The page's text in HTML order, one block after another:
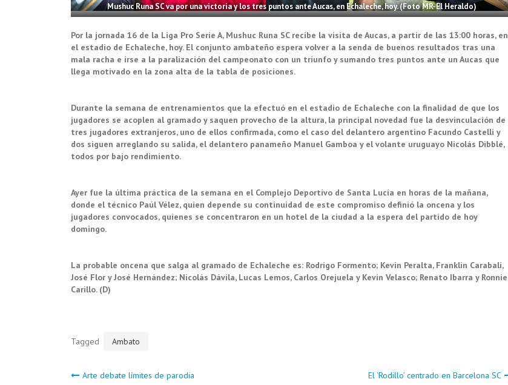
Mushuc Runa SC va por una victoria y los tres puntos ante Aucas, en Echaleche, hoy. (Foto MR-El Heraldo)
Por la jornada 16 de la Liga Pro Serie A, Mushuc Runa SC recibe la visita de Aucas, a partir de las 13:00 horas, en
el estadio de Echaleche, hoy. El conjunto ambateño espera volver a la senda de buenos resultados tras una
mala racha e irse a la paralización del campeonato con un triunfo y sumando tres puntos ante un Aucas que
llega motivado en la zona alta de la tabla de posiciones.
Durante la semana de entrenamientos que la efectuó en el estadio de Echaleche con la finalidad de que los
jugadores se acoplen al gramado y saquen provecho de la altura, la principal novedad fue la desvinculación de
tres jugadores extranjeros, uno de ellos confirmada, como el caso del delantero argentino Facundo Castelli y
dos siguen arreglando su salida, el delantero panameño Manuel Gamboa y el volante uruguayo Nicolás Dibblé,
todos por bajo rendimiento.
Ayer fue la última práctica de la semana en el Complejo Deportivo de Santa Lucía en horas de la mañana,
donde el técnico Paúl Vélez, quien depende su continuidad de este compromiso definió la oncena y los
jugadores convocados, quienes se concentraron en un hotel de la ciudad a la espera del partido de hoy
domingo.
La probable oncena que salga al gramado de Echaleche es: Rodrigo Formento; Kevin Peralta, Franklin Carabalí,
José Flor y José Hernández; Nicolás Dávila, Lucas Lemos, Carlos Orejuela y Kevin Velasco; Renato Ibarra y Ronnie
Carillo. (D)
Tagged Ambato
Arte debate límites de parodia El ‘Rodillo’ centrado en Barcelona SC